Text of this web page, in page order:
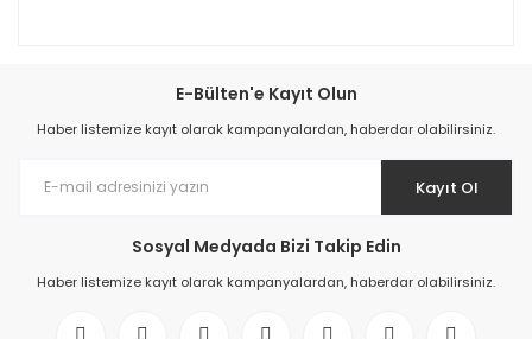
E-Bülten'e Kayıt Olun
Haber listemize kayıt olarak kampanyalardan, haberdar olabilirsiniz.
Kayıt Ol
Sosyal Medyada Bizi Takip Edin
Haber listemize kayıt olarak kampanyalardan, haberdar olabilirsiniz.